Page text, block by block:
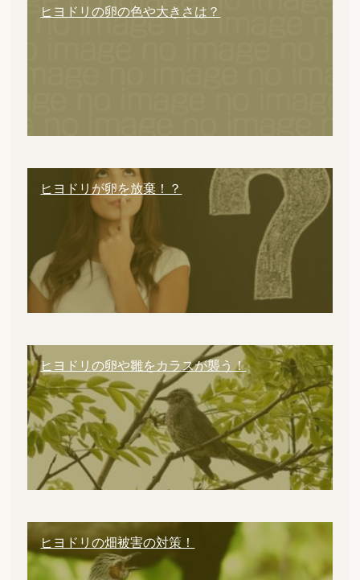
ヒヨドリの卵の色や大きさは？
ヒヨドリが卵を放棄！？
ヒヨドリの卵や雛をカラスが襲う！
ヒヨドリの畑被害の対策！